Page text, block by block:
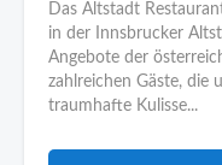
Das Altstadt
in der Innsbrucker
Angebote der
zahlreichen Gäste, die
traumhafte Kulisse...